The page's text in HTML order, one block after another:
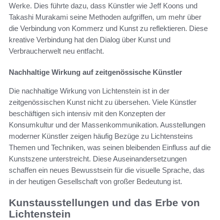
Werke. Dies führte dazu, dass Künstler wie Jeff Koons und
Takashi Murakami seine Methoden aufgriffen, um mehr über
die Verbindung von Kommerz und Kunst zu reflektieren. Diese
kreative Verbindung hat den Dialog über Kunst und
Verbraucherwelt neu entfacht.
Nachhaltige Wirkung auf zeitgenössische Künstler
Die nachhaltige Wirkung von Lichtenstein ist in der
zeitgenössischen Kunst nicht zu übersehen. Viele Künstler
beschäftigen sich intensiv mit den Konzepten der
Konsumkultur und der Massenkommunikation. Ausstellungen
moderner Künstler zeigen häufig Bezüge zu Lichtensteins
Themen und Techniken, was seinen bleibenden Einfluss auf die
Kunstszene unterstreicht. Diese Auseinandersetzungen
schaffen ein neues Bewusstsein für die visuelle Sprache, das
in der heutigen Gesellschaft von großer Bedeutung ist.
Kunstausstellungen und das Erbe von
Lichtenstein